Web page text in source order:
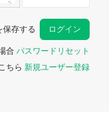
保存する
合 パスワードリセット
ちら 新規ユーザー登録